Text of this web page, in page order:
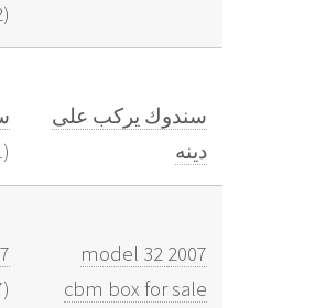
(
سندوك يركب على
دينه
(
2007 model 32
cbm box for sale
(